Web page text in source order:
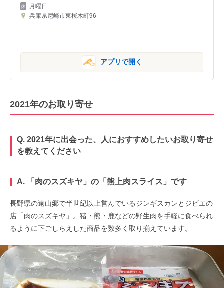
月曜日
兵庫県尼崎市東桜木町96
アプリで開く
2021年のお取り寄せ
Q. 2021年に出会った、人におすすめしたいお取り寄せ
を教えてください
A. 「肉のスズキヤ」の「熊上肉スライス」です
長野県の遠山郷で半世紀以上営んでいるジンギスカンとジビエの
店「肉のスズキヤ」。猪・熊・鹿などの野生肉を手軽に食べられ
るように下ごしらえした商品を数多く取り揃えています。